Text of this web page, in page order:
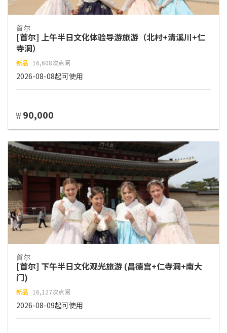
首尔
[首尔] 上午半日文化体验导游旅游（北村+清溪川+仁
寺洞）
新品 16,608次点阅
2026-08-08起可使用
₩ 90,000
首尔
[首尔] 下午半日文化观光旅游 (昌德宫+仁寺洞+南大
门)
新品 16,127次点阅
2026-08-09起可使用